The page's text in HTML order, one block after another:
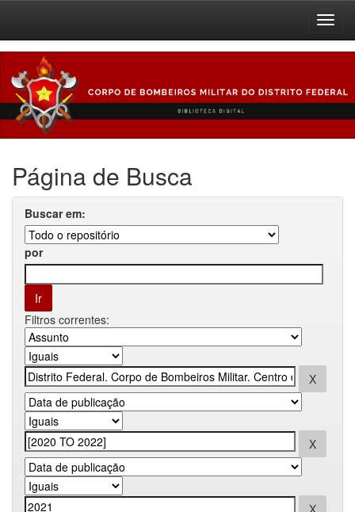
navigation
Página de Busca
Buscar em:
por
Filtros correntes: